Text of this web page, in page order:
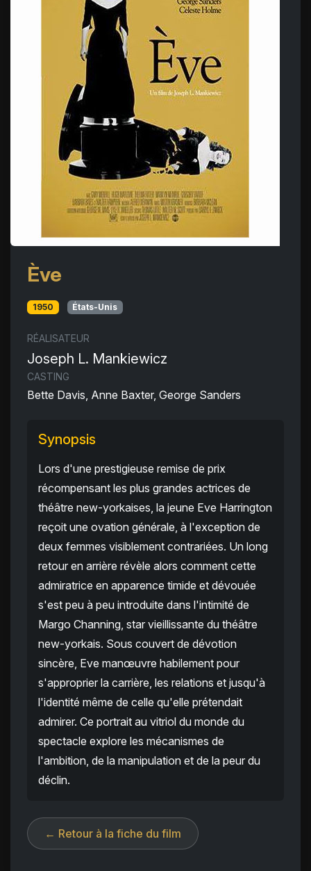
Ève
1950 États-Unis
RÉALISATEUR
Joseph L. Mankiewicz
CASTING
Bette Davis, Anne Baxter, George Sanders
Synopsis
Lors d'une prestigieuse remise de prix
récompensant les plus grandes actrices de
théâtre new-yorkaises, la jeune Eve Harrington
reçoit une ovation générale, à l'exception de
deux femmes visiblement contrariées. Un long
retour en arrière révèle alors comment cette
admiratrice en apparence timide et dévouée
s'est peu à peu introduite dans l'intimité de
Margo Channing, star vieillissante du théâtre
new-yorkais. Sous couvert de dévotion
sincère, Eve manœuvre habilement pour
s'approprier la carrière, les relations et jusqu'à
l'identité même de celle qu'elle prétendait
admirer. Ce portrait au vitriol du monde du
spectacle explore les mécanismes de
l'ambition, de la manipulation et de la peur du
déclin.
← Retour à la fiche du film